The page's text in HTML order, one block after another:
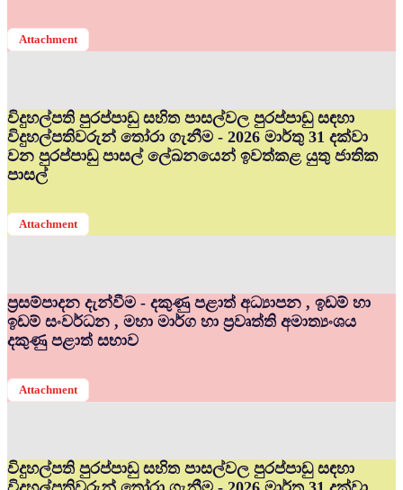
Attachment
විදුහල්පති පුරප්පාඩු සහිත පාසල්වල පුරප්පාඩු සඳහා
විදුහල්පතිවරුන් තෝරා ගැනීම - 2026 මාර්තු 31 දක්වා
වන පුරප්පාඩු පාසල් ලේඛනයෙන් ඉවත්කළ යුතු ජාතික
පාසල්
Attachment
ප්‍රසම්පාදන දැන්වීම - දකුණු පළාත් අධ්‍යාපන , ඉඩම් හා
ඉඩම් සංවර්ධන , මහා මාර්ග හා ප්‍රවෘත්ති අමාත්‍යංශය
දකුණු පළාත් සභාව
Attachment
විදුහල්පති පුරප්පාඩු සහිත පාසල්වල පුරප්පාඩු සඳහා